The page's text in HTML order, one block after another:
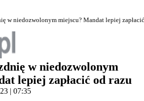
w niedozwolonym miejscu? Mandat lepiej
w niedozwolonym
lepiej zapłacić od razu
| 07:35